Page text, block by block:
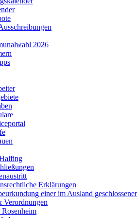
2026
Erklärungen
einer im Ausland
Verordnungen